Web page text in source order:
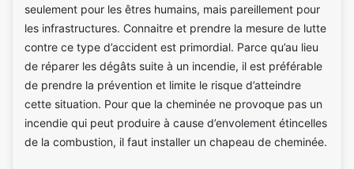
seulement pour les êtres humains, mais pareillement pour
les infrastructures. Connaitre et prendre la mesure de lutte
contre ce type d’accident est primordial. Parce qu’au lieu
de réparer les dégâts suite à un incendie, il est préférable
de prendre la prévention et limite le risque d’atteindre
cette situation. Pour que la cheminée ne provoque pas un
incendie qui peut produire à cause d’envolement étincelles
de la combustion, il faut installer un chapeau de cheminée.